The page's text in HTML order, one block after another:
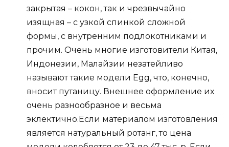
закрытая – кокон, так и чрезвычайно
изящная – с узкой спинкой сложной
формы, с внутренним подлокотниками и
прочим. Очень многие изготовители Китая,
Индонезии, Малайзии незатейливо
называют такие модели Egg, что, конечно,
вносит путаницу. Внешнее оформление их
очень разнообразное и весьма
эклектично.Если материалом изготовления
является натуральный ротанг, то цена